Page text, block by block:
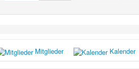
Mitglieder Kalender